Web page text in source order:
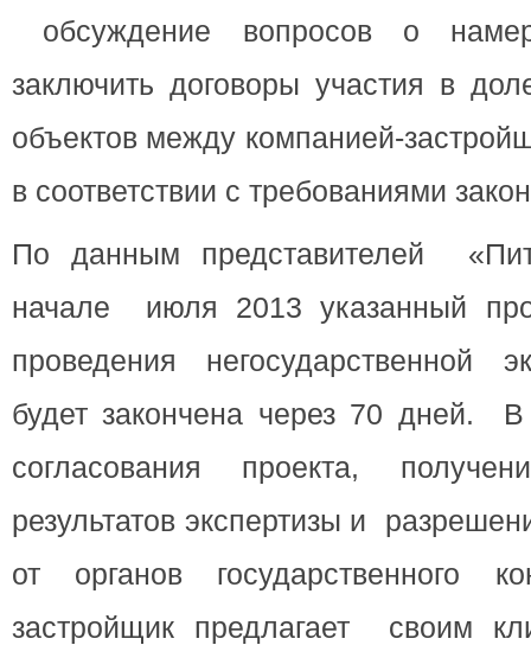
обсуждение вопросов о
заключить договоры участия в
объектов между компанией-
в соответствии с требованиями
По данным представителей
начале июля 2013 указанный
проведения негосударственной
будет закончена через 70 дней.
согласования проекта,
результатов экспертизы и
от органов государственного
застройщик предлагает своим